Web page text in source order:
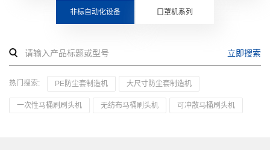
非标自动化设备 口罩机系列
立即搜索
热门搜索: PE防尘套制造机 大尺寸防尘套制造机
一次性马桶刷刷头机 无纺布马桶刷头机 可冲散马桶刷头机